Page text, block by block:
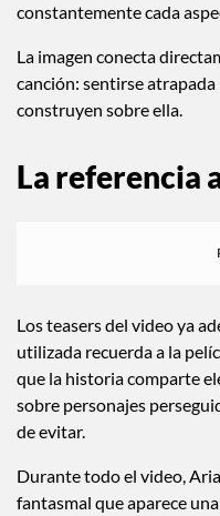
constantemente cada
La imagen conecta
canción: sentirse
construyen sobre ella.
La referencia
Los teasers del video ya
utilizada recuerda a la
que la historia comparte
sobre personajes
de evitar.
Durante todo el video,
fantasmal que aparece